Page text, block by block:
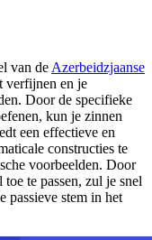
van de Azerbeidzjaanse
verfijnen en je
Door de specifieke
kun je zinnen
een effectieve en
constructies te
voorbeelden. Door
te passen, zul je snel
passieve stem in het